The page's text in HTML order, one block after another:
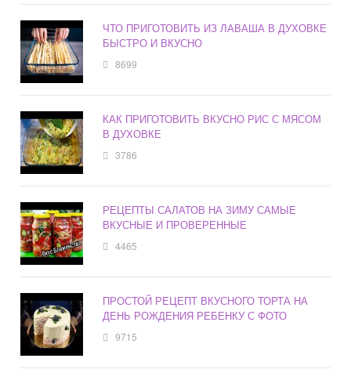
ЧТО ПРИГОТОВИТЬ ИЗ ЛАВАША В ДУХОВКЕ
БЫСТРО И ВКУСНО
8699
КАК ПРИГОТОВИТЬ ВКУСНО РИС С МЯСОМ
В ДУХОВКЕ
3786
РЕЦЕПТЫ САЛАТОВ НА ЗИМУ САМЫЕ
ВКУСНЫЕ И ПРОВЕРЕННЫЕ
4465
ПРОСТОЙ РЕЦЕПТ ВКУСНОГО ТОРТА НА
ДЕНЬ РОЖДЕНИЯ РЕБЕНКУ С ФОТО
9715